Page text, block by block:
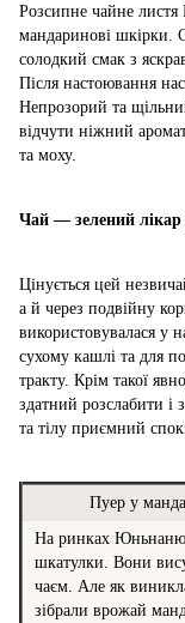
Розсипне чайне листя
мандаринові шкірки.
солодкий смак з
Після настоювання
Непрозорий та
відчути ніжний
та моху.
Чай — зелений лікар
Цінується цей
а й через подвійну
використовувалася у
сухому кашлі та для
тракту. Крім такої
здатний розслабити і
та тілу приємний
Пуер у
На ринках Юньнаню
шкатулки. Вони
чаєм. Але як
зібрали врожай